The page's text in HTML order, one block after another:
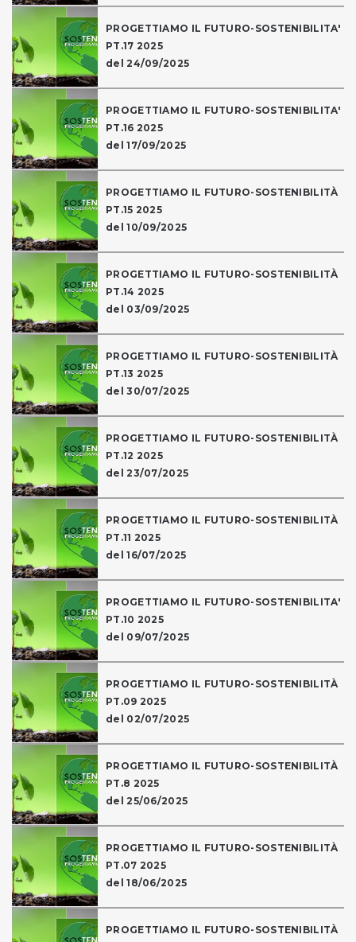
PROGETTIAMO IL FUTURO-SOSTENIBILITA'
PT.17 2025
del 24/09/2025
PROGETTIAMO IL FUTURO-SOSTENIBILITA'
PT.16 2025
del 17/09/2025
PROGETTIAMO IL FUTURO-SOSTENIBILITÀ
PT.15 2025
del 10/09/2025
PROGETTIAMO IL FUTURO-SOSTENIBILITÀ
PT.14 2025
del 03/09/2025
PROGETTIAMO IL FUTURO-SOSTENIBILITÀ
PT.13 2025
del 30/07/2025
PROGETTIAMO IL FUTURO-SOSTENIBILITÀ
PT.12 2025
del 23/07/2025
PROGETTIAMO IL FUTURO-SOSTENIBILITÀ
PT.11 2025
del 16/07/2025
PROGETTIAMO IL FUTURO-SOSTENIBILITA'
PT.10 2025
del 09/07/2025
PROGETTIAMO IL FUTURO-SOSTENIBILITÀ
PT.09 2025
del 02/07/2025
PROGETTIAMO IL FUTURO-SOSTENIBILITÀ
PT.8 2025
del 25/06/2025
PROGETTIAMO IL FUTURO-SOSTENIBILITÀ
PT.07 2025
del 18/06/2025
PROGETTIAMO IL FUTURO-SOSTENIBILITÀ